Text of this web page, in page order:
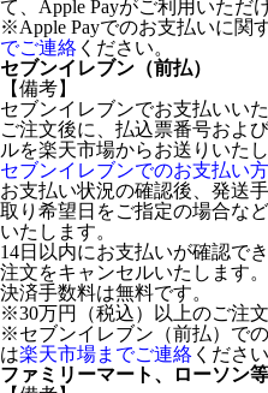
て、Apple Payがご利用いただ
※Apple Payでのお支払いに関
でご連絡 ください。
セブンイレブン（前払）
【備考】
セブンイレブンでお支払いいた
ご注文後に、払込票番号およ
ルを楽天市場からお送りいたし
セブンイレブンでのお支払い
お支払い状況の確認後、発送
取り希望日をご指定の場合な
いたします。
14日以内にお支払いが確認で
注文をキャンセルいたします。
決済手数料は無料です。
※30万円（税込）以上のご注
※セブンイレブン（前払）で
は楽天市場までご連絡 ください
ファミリーマート、ローソン等